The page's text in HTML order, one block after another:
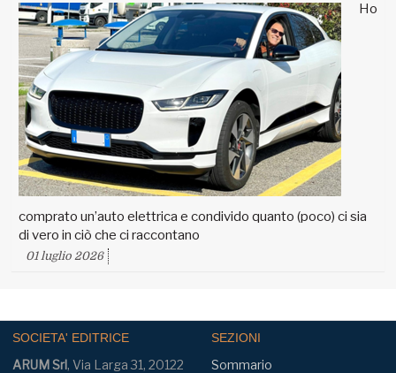
Ho
comprato un’auto elettrica e condivido quanto (poco) ci sia
di vero in ciò che ci raccontano
01 luglio 2026
SOCIETA' EDITRICE
ARUM Srl, Via Larga 31, 20122
SEZIONI
Sommario